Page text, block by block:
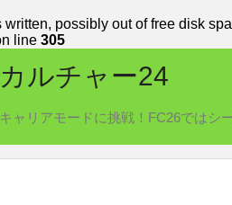
possibly out of free disk
line 305
ルチャー24
ャリアモードに挑戦！FC26ではシ